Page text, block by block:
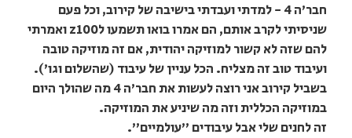
חבר'ה 4 - למדתי ועבדתי בישיבה של קירוב, וכל פעם
שניסיתי לקרב אותם, הם אמרו בואו תשמעו לz100 ואמרתי
להם שזה לא קשור למוזיקה יהודית, אם זה מוזיקה טובה
ועיבוד טוב זה מצליח. הכל עניין של עיבוד (שהשלום וגו').
בשביל קירוב אני רוצה לעשות את חבר'ה 4 מה שהולך היום
במוזיקה הכללית וזה מה שיניע את המוזיקה.
זה לחנים שלי אבל עיבודים "עולמיים".